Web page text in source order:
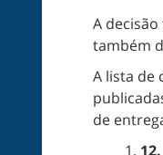
A
também
A lista de
de
12.